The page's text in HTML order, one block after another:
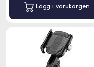
Lägg i varukorgen